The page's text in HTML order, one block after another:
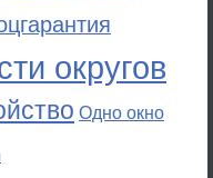
округов
Одно окно